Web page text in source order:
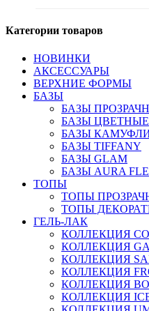
Категории товаров
НОВИНКИ
АКСЕССУАРЫ
ВЕРХНИЕ ФОРМЫ
БАЗЫ
БАЗЫ
БАЗЫ ЦВЕТНЫЕ
БАЗЫ
БАЗЫ TIFFANY
БАЗЫ GLAM
БАЗЫ AURA
ТОПЫ
ТОПЫ
ТОПЫ
ГЕЛЬ-ЛАК
КОЛЛЕКЦИЯ
КОЛЛЕКЦИЯ
КОЛЛЕКЦИЯ
КОЛЛЕКЦИЯ
КОЛЛЕКЦИЯ
КОЛЛЕКЦИЯ